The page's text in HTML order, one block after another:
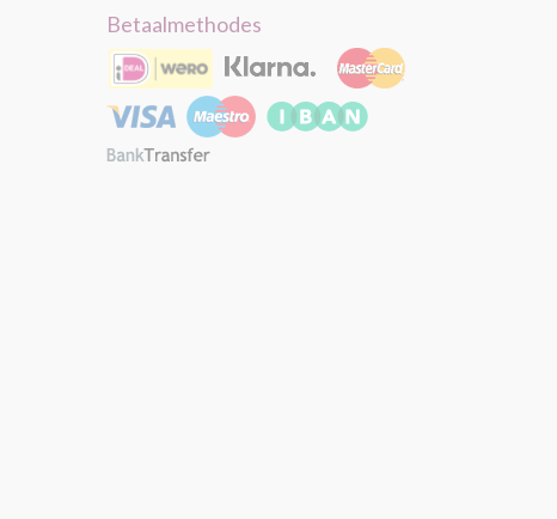
Betaalmethodes